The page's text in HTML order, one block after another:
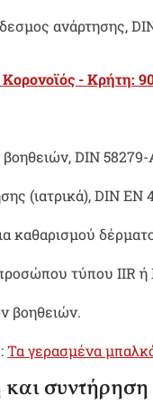
ανάρτησης,
Κορονοϊός - Κρήτη:
DIN 58279-
(ιατρικά), DIN
καθαρισμού
τύπου IIR ή
βοηθειών.
Τα γερασμένα
συντήρηση